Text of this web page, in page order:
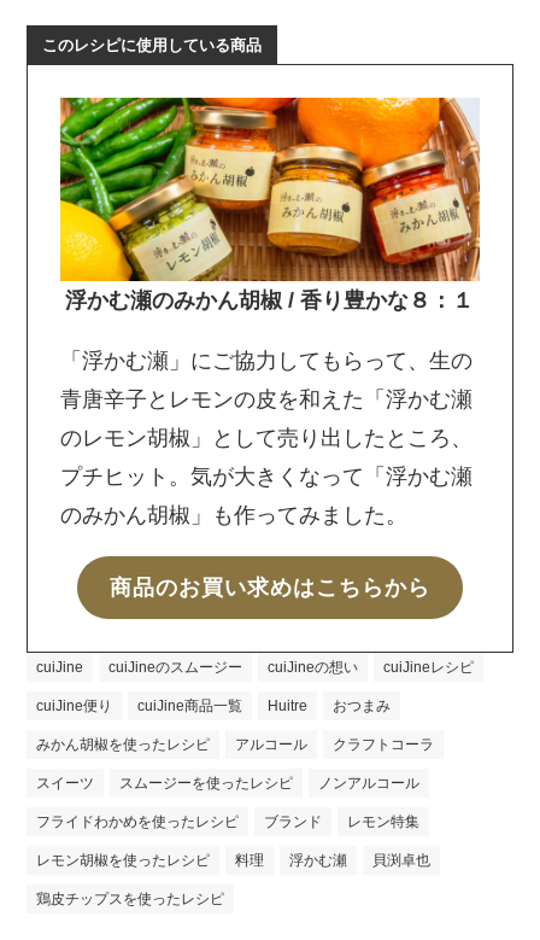
このレシピに使用している商品
浮かむ瀬のみかん胡椒 / 香り豊かな８：１
「浮かむ瀬」にご協力してもらって、生の
青唐辛子とレモンの皮を和えた「浮かむ瀬
のレモン胡椒」として売り出したところ、
プチヒット。気が大きくなって「浮かむ瀬
のみかん胡椒」も作ってみました。
商品のお買い求めはこちらから
cuiJine cuiJineのスムージー cuiJineの想い cuiJineレシピ
cuiJine便り cuiJine商品一覧 Huitre おつまみ
みかん胡椒を使ったレシピ アルコール クラフトコーラ
スイーツ スムージーを使ったレシピ ノンアルコール
フライドわかめを使ったレシピ ブランド レモン特集
レモン胡椒を使ったレシピ 料理 浮かむ瀬 貝渕卓也
鶏皮チップスを使ったレシピ